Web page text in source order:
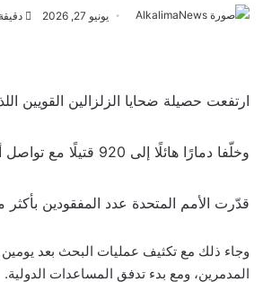
يونيو 27, 2026
ارتفعت حصيلة ضحايا الزلزالين القويين
وخلّفا دمارًا هائلًا إلى 920
قدّرت الأمم المتحدة عدد المفقودين بأكثر من 50
وجاء ذلك مع تكثيف عمليات البحث بعد يومين
المدمرين، ومع بدء تدفق المساعدات الدولية.